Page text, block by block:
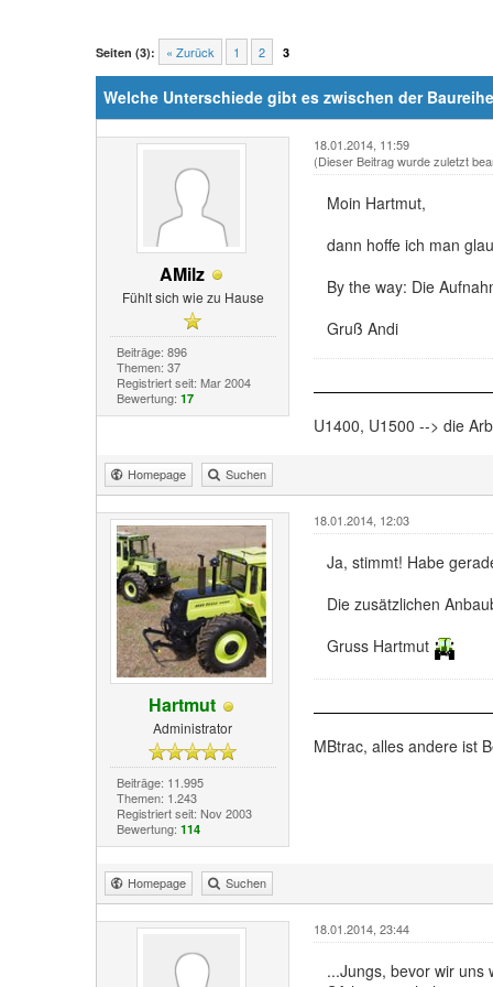
Seiten (3): « Zurück 1 2 3
Welche Unterschiede gibt es zwischen der
AMilz
Fühlt sich wie zu Hause
Beiträge: 896
Themen: 37
Registriert seit: Mar 2004
Bewertung: 17
18.01.2014, 11:59
(Dieser Beitrag wurde zuletzt
Moin Hartmut,
dann hoffe ich man
By the way: Die
Gruß Andi
U1400, U1500 --> die
Homepage Suchen
Hartmut
Administrator
Beiträge: 11.995
Themen: 1.243
Registriert seit: Nov 2003
Bewertung: 114
18.01.2014, 12:03
Ja, stimmt! Habe
Die zusätzlichen
Gruss Hartmut
MBtrac, alles andere ist
Homepage Suchen
18.01.2014, 23:44
...Jungs, bevor wir uns